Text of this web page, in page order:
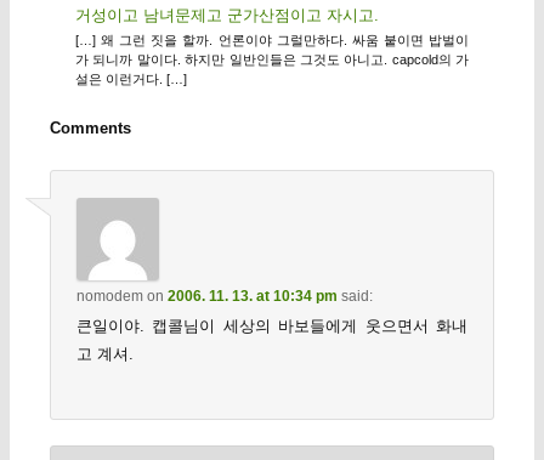
거성이고 남녀문제고 군가산점이고 자시고.
[…] 왜 그런 짓을 할까. 언론이야 그럴만하다. 싸움 붙이면 밥벌이
가 되니까 말이다. 하지만 일반인들은 그것도 아니고. capcold의 가
설은 이런거다. […]
Comments
nomodemon 2006. 11. 13. at 10:34 pm said:
큰일이야. 캡콜님이 세상의 바보들에게 웃으면서 화내
고 계셔.